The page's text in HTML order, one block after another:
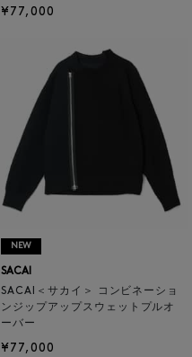
¥77,000
NEW
SACAI
SACAI＜サカイ＞ コンビネーショ
ンジップアップスウェットプルオ
ーバー
¥77,000